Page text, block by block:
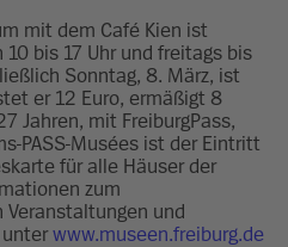
mit dem Café Kien ist
bis 17 Uhr und freitags bis
Sonntag, 8. März, ist
er 12 Euro, ermäßigt 8
Jahren, mit FreiburgPass,
PASS-Musées ist der Eintritt
für alle Häuser der
zum
Veranstaltungen und
unterwww.museen.freiburg.de